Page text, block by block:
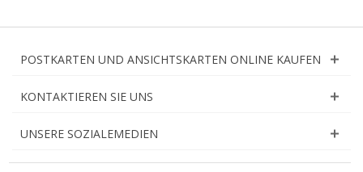
POSTKARTEN UND ANSICHTSKARTEN ONLINE KAUFEN
KONTAKTIEREN SIE UNS
UNSERE SOZIALEMEDIEN